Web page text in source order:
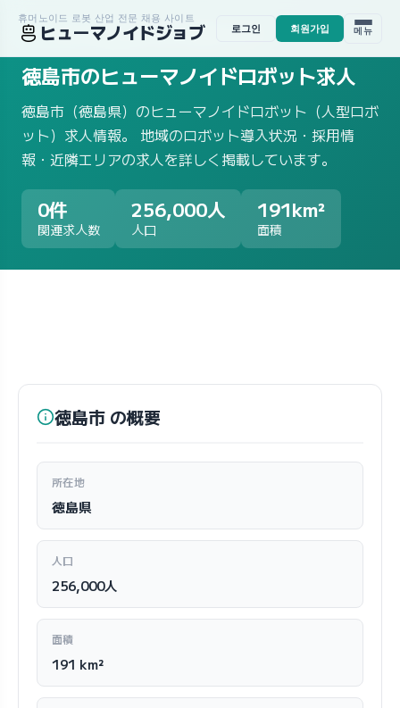
휴머노이드 로봇 산업 전문 채용 사이트
ヒューマノイドジョブ 로그인 회원가입 메뉴
ホーム /求人一覧/地域から探す/ 徳島県 徳島市
徳島市のヒューマノイドロボット求人
徳島市（徳島県）のヒューマノイドロボット（人型ロボ
ット）求人情報。 地域のロボット導入状況・採用情
報・近隣エリアの求人を詳しく掲載しています。
0件
関連求人数
256,000人
人口
191km²
面積
徳島市 の概要
所在地
徳島県
人口
256,000人
面積
191 km²